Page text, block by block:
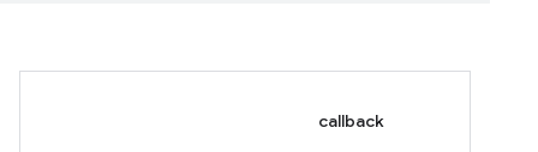
callback